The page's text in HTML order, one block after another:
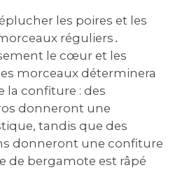
les poires et les
réguliers․
le cœur et les
morceaux déterminera
la confiture : des
donneront une
tandis que des
donneront une confiture
de bergamote est râpé